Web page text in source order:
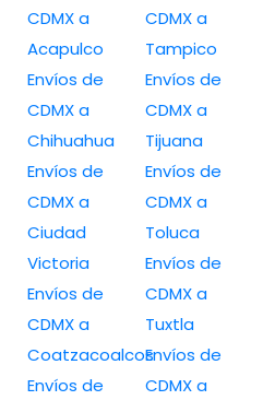
CDMX a
Acapulco
Envíos de
CDMX a
Chihuahua
Envíos de
CDMX a
Ciudad
Victoria
Envíos de
CDMX a
Coatzacoalcos
Envíos de
CDMX a
Tampico
Envíos de
CDMX a
Tijuana
Envíos de
CDMX a
Toluca
Envíos de
CDMX a
Tuxtla
Envíos de
CDMX a